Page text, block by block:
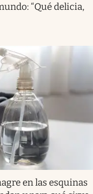
“Qué delicia,
en las esquinas